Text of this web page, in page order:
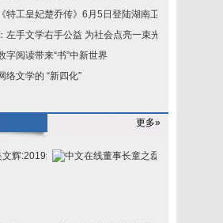
特工皇妃楚乔传》6月5日登陆湖南卫
左手文学右手公益 为社会点亮一束光
字阅读带来“书”中新世界
络文学的 “新四化”
更多»